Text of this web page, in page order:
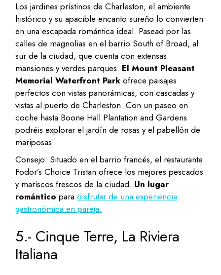
Los jardines prístinos de Charleston, el ambiente
histórico y su apacible encanto sureño lo convierten
en una escapada romántica ideal. Pasead por las
calles de magnolias en el barrio South of Broad, al
sur de la ciudad, que cuenta con extensas
mansiones y verdes parques. El Mount Pleasant
Memorial Waterfront Park ofrece paisajes
perfectos con vistas panorámicas, con cascadas y
vistas al puerto de Charleston. Con un paseo en
coche hasta Boone Hall Plantation and Gardens
podréis explorar el jardín de rosas y el pabellón de
mariposas.
Consejo: Situado en el barrio francés, el restaurante
Fodor’s Choice Tristan ofrece los mejores pescados
y mariscos frescos de la ciudad. Un lugar
romántico paradisfrutar de una experiencia
gastronómica en pareja.
5.- Cinque Terre, La Riviera
Italiana